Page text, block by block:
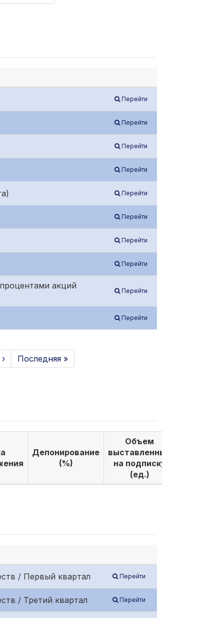
Перейти
Перейти
Перейти
Перейти
Перейти
Перейти
Перейти
Перейти
акций
Перейти
Перейти
Последняя »
Депонирование
(%)
Объем
выставленных
на подписку
(ед.)
/ Первый квартал Перейти
/ Третий квартал Перейти